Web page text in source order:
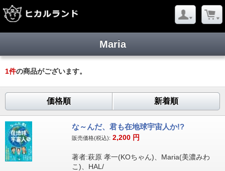
Maria
1件の商品がございます。
価格順 新着順
な～んだ、君も在地球宇宙人か!?
販売価格(税込): 2,200 円
著者:萩原 孝一(KOちゃん)、Maria(美濃みわ
こ)、HAL/